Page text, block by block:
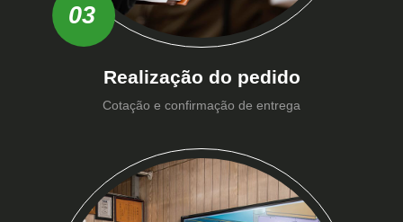
03
Realização do pedido
Cotação e confirmação de entrega